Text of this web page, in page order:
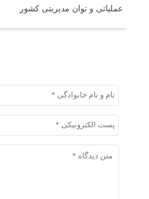
عملیاتی و توان مدیریتی کشور